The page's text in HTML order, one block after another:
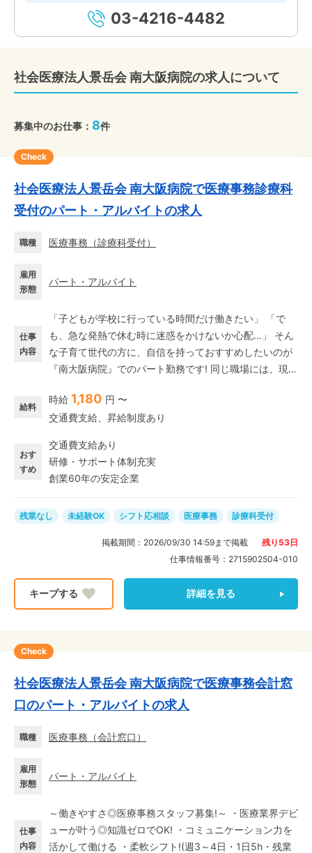
03-4216-4482
社会医療法人景岳会 南大阪病院の求人について
募集中のお仕事： 8件
Check
社会医療法人景岳会 南大阪病院で医療事務診療科
受付のパート・アルバイトの求人
職種 医療事務 （診療科受付）
雇用
形態
パート・アルバイト
仕事
内容
「子どもが学校に行っている時間だけ働きたい」 「で
も、急な発熱で休む時に迷惑をかけないか心配…」 そん
な子育て世代の方に、自信を持っておすすめしたいのが
『南大阪病院』でのパート勤務です! 同じ職場には、現在
を行っています。少人数の職場に比べて「お休み相談の
しやすさ」が段違い!子育て世代やミドル層も多数活躍中
です。 ◆家庭と両立しやすい奇跡のシフト! ・勤務は
「8:30〜13:30」の1日5時間だけ! ・残業なし!お迎えや
夕飯の準備もバッチリです◎
給料
時給 1,180 円 〜
交通費支給、昇給制度あり
おす
すめ
交通費支給あり
研修・サポート体制充実
創業60年の安定企業
残業なし 未経験OK シフト応相談 医療事務 診療科受付
掲載期間： 2026/09/30 14:59まで掲載 残り 53日
仕事情報番号： 2715902504-010
詳細を見る
Check
社会医療法人景岳会 南大阪病院で医療事務会計窓
口のパート・アルバイトの求人
職種 医療事務 （会計窓口 ）
雇用
形態
パート・アルバイト
仕事
内容
～働きやすさ◎医療事務スタッフ募集!～ ・医療業界デビ
ューが叶う◎知識ゼロでOK! ・コミュニケーション力を
活かして働ける ・柔軟シフト!(週3～4日・1日5h・残業